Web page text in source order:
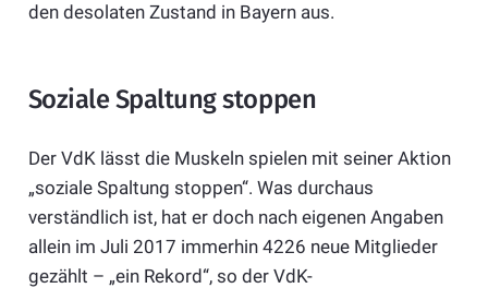
den desolaten Zustand in Bayern aus.
Soziale Spaltung stoppen
Der VdK lässt die Muskeln spielen mit seiner Aktion
„soziale Spaltung stoppen“. Was durchaus
verständlich ist, hat er doch nach eigenen Angaben
allein im Juli 2017 immerhin 4226 neue Mitglieder
gezählt – „ein Rekord“, so der VdK-